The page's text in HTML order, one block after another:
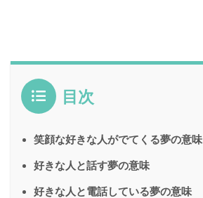
目次
笑顔な好きな人がでてくる夢の意味
好きな人と話す夢の意味
好きな人と電話している夢の意味